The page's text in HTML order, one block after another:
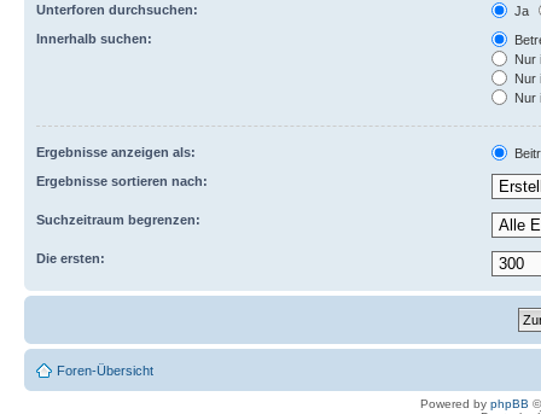
Unterforen durchsuchen:
Ja
Innerhalb suchen:
Nur
Nur
Nur
Ergebnisse anzeigen als:
Ergebnisse sortieren nach:
Suchzeitraum begrenzen:
Die ersten:
Foren-Übersicht
Powered by phpBB